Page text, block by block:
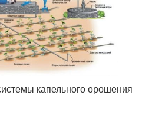
капельного орошения